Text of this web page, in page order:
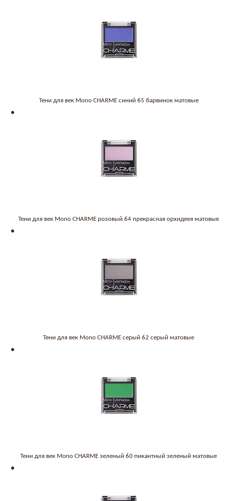
Тени для век Mono CHARME синий 65 барвинок матовые
Тени для век Mono CHARME розовый 64 прекрасная орхидеея матовые
Тени для век Mono CHARME серый 62 серый матовые
Тени для век Mono CHARME зеленый 60 пикантный зеленый матовые